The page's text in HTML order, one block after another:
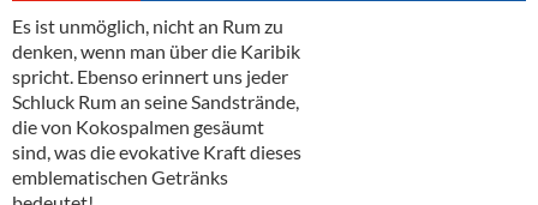
Kontakt
Großhandel
"DroughtMaster"
Neuigkeiten
Termine
Sirup
Spirituosen
Bier
Alkoholfreie Getränke
Kommisionskauf & Lieferbedingungen
Fremddienstleistungen
Es ist unmöglich, nicht an Rum zu
denken, wenn man über die Karibik
spricht. Ebenso erinnert uns jeder
Schluck Rum an seine Sandstrände,
die von Kokospalmen gesäumt
sind, was die evokative Kraft dieses
emblematischen Getränks